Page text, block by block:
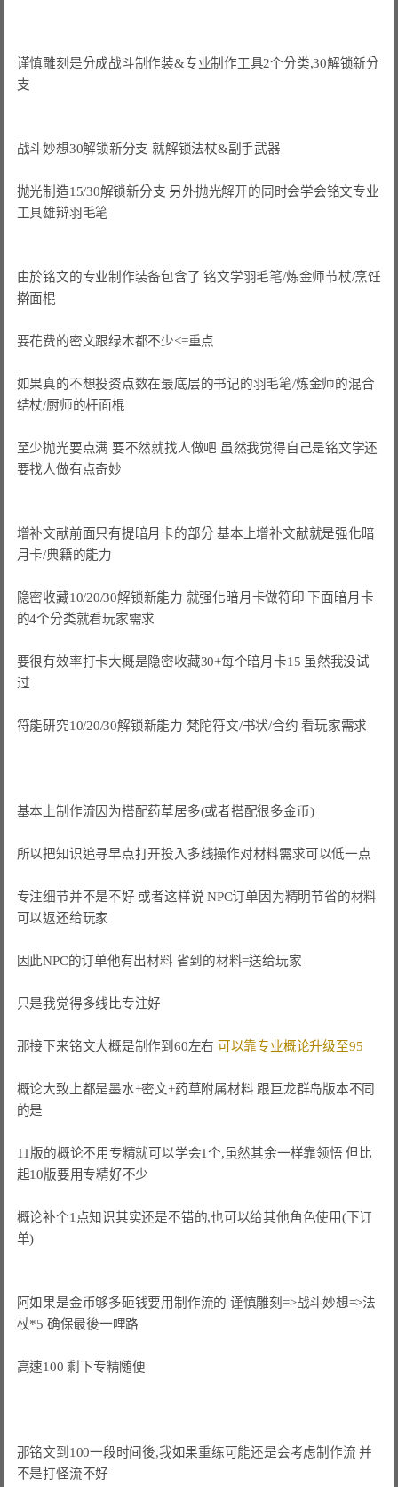
谨慎雕刻是分成战斗制作装&专业制作工具2个分类,30解锁新分
支
战斗妙想30解锁新分支 就解锁法杖&副手武器
抛光制造15/30解锁新分支 另外抛光解开的同时会学会铭文专业
工具雄辩羽毛笔
由於铭文的专业制作装备包含了 铭文学羽毛笔/炼金师节杖/烹饪
擀面棍
要花费的密文跟绿木都不少<=重点
如果真的不想投资点数在最底层的书记的羽毛笔/炼金师的混合
结杖/厨师的杆面棍
至少抛光要点满 要不然就找人做吧 虽然我觉得自己是铭文学还
要找人做有点奇妙
增补文献前面只有提暗月卡的部分 基本上增补文献就是强化暗
月卡/典籍的能力
隐密收藏10/20/30解锁新能力 就强化暗月卡做符印 下面暗月卡
的4个分类就看玩家需求
要很有效率打卡大概是隐密收藏30+每个暗月卡15 虽然我没试
过
符能研究10/20/30解锁新能力 梵陀符文/书状/合约 看玩家需求
基本上制作流因为搭配药草居多(或者搭配很多金币)
所以把知识追寻早点打开投入多线操作对材料需求可以低一点
专注细节并不是不好 或者这样说 NPC订单因为精明节省的材料
因此NPC的订单他有出材料 省到的材料=送给玩家
只是我觉得多线比专注好
那接下来铭文大概是制作到60左右 可以靠专业概论升级至95
概论大致上都是墨水+密文+药草附属材料 跟巨龙群岛版本不同
的是
11版的概论不用专精就可以学会1个,虽然其余一样靠领悟 但比
起10版要用专精好不少
概论补个1点知识其实还是不错的,也可以给其他角色使用(下订
单)
阿如果是金币够多砸钱要用制作流的 谨慎雕刻=>战斗妙想=>法
杖*5 确保最後一哩路
高速100 剩下专精随便
那铭文到100一段时间後,我如果重练可能还是会考虑制作流 并
不是打怪流不好